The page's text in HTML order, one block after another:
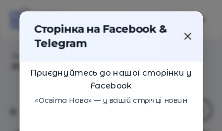
Сторінка на Facebook &
Telegram
Приєднуйтесь до нашої сторінки у
Facebook
«Освіта Нова» — у вашій стрічці новин